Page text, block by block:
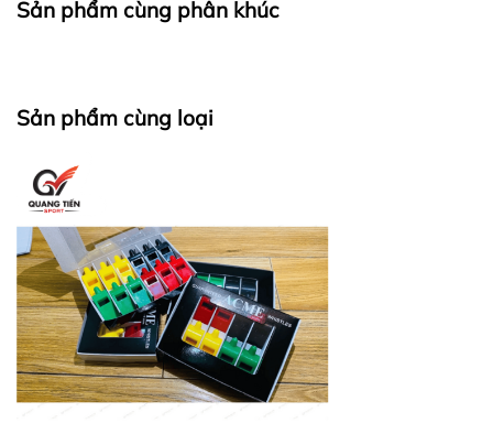
. Mu bàn tay hở, thoáng mát, thoát mồ hôi.
. Kích thước: phù hợp với nhiều cỡ tay to, nhỏ
Sản phẩm cùng phân khúc
Sản phẩm cùng loại